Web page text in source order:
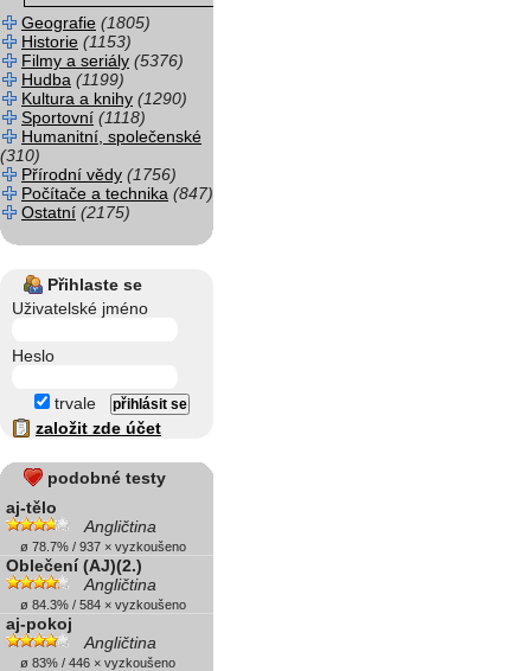
Geografie (1805)
Historie (1153)
Filmy a seriály (5376)
Hudba (1199)
Kultura a knihy (1290)
Sportovní (1118)
Humanitní, společenské
(310)
Přírodní vědy (1756)
Počítače a technika (847)
Ostatní (2175)
Přihlaste se
Uživatelské jméno
Heslo
trvale
založit zde účet
podobné testy
aj-tělo
Angličtina
ø 78.7% / 937 × vyzkoušeno
Oblečení (AJ)(2.)
Angličtina
ø 84.3% / 584 × vyzkoušeno
aj-pokoj
Angličtina
ø 83% / 446 × vyzkoušeno